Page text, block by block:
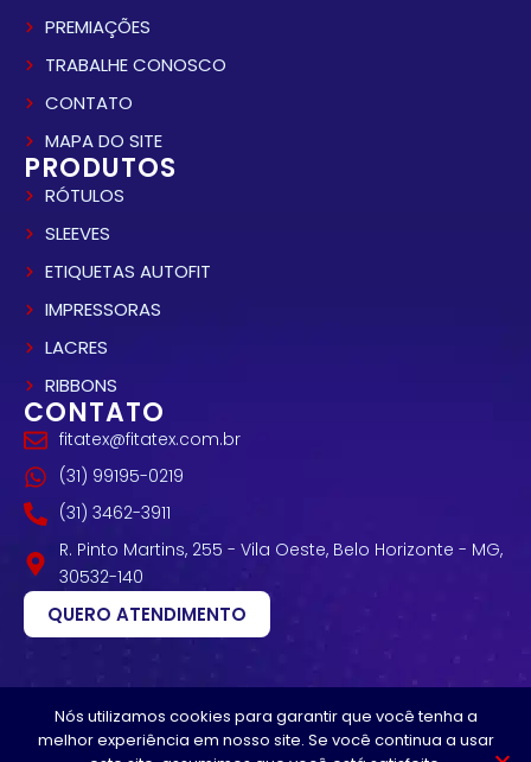
PREMIAÇÕES
TRABALHE CONOSCO
CONTATO
MAPA DO SITE
PRODUTOS
RÓTULOS
SLEEVES
ETIQUETAS AUTOFIT
IMPRESSORAS
LACRES
RIBBONS
CONTATO
fitatex@fitatex.com.br
(31) 99195-0219
(31) 3462-3911
R. Pinto Martins, 255 - Vila Oeste, Belo Horizonte - MG,
30532-140
QUERO ATENDIMENTO
Nós utilizamos cookies para garantir que você tenha a
melhor experiência em nosso site. Se você continua a usar